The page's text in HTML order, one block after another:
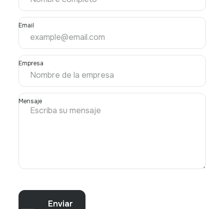
Email
Empresa
Mensaje